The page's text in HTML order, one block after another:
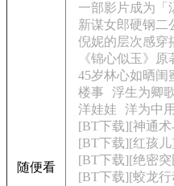
随便看
一部影片成为「
新谋女郎硬钢二
倪妮的层次感穿
《锦心似玉》
45岁林心如晒闺
楼事
浮生为卿
洋娃娃
洋为中用
[BT下载][神通
[BT下载][红孩
[BT下载][绝密
[BT下载][蛟龙行